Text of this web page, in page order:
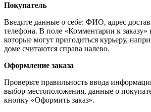
Покупатель
Введите данные о себе: ФИО, адрес
телефона. В поле «Комментарии к заказу»
которые могут пригодиться курьеру,
доме считаются справа налево.
Оформление заказа
Проверьте правильность ввода
выбор местоположения, данные о
кнопку «Оформить заказ».